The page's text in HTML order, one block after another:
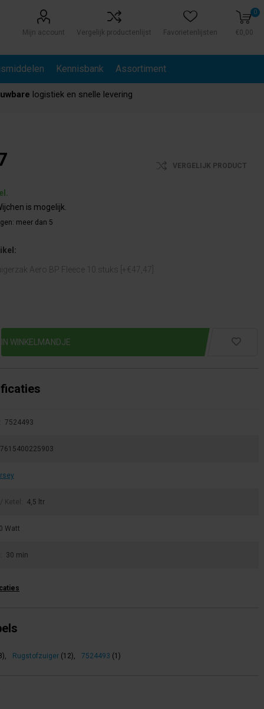
Mijn account Vergelijk productenlijst Favorietenlijsten
0
€0,00
Kennisbank Assortiment
logistiek en snelle levering
VERGELIJK PRODUCT
is mogelijk.
meer dan 5
Aero BP Fleece 10 stuks [+€47,47]
7524493
7615400225903
Ketel: 4,5 ltr
Watt
30 min
Rugstofzuiger (12) 7524493 (1)